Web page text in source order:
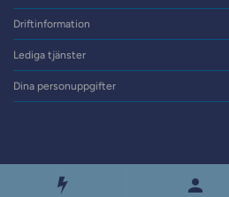
Driftinformation
Lediga tjänster
Dina personuppgifter